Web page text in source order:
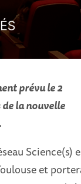
prévu le 2
la nouvelle
Science(s)
et